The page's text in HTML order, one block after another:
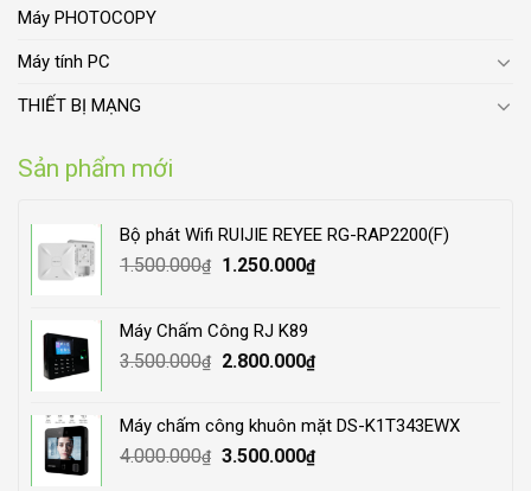
Máy PHOTOCOPY
Máy tính PC
THIẾT BỊ MẠNG
Sản phẩm mới
Bộ phát Wifi RUIJIE REYEE RG-RAP2200(F)
1.500.000₫
Original
1.500.000₫.
1.250.000₫Current
Máy Chấm Công RJ K89
3.500.000₫
Original
3.500.000₫.
2.800.000₫Current
2.800.000₫.
Máy chấm công khuôn mặt DS-K1T343EWX
4.000.000₫ Original
3.500.000₫Current